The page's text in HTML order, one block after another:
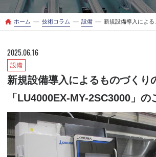
ホーム ー 技術コラム ー 設備 ー
2025.06.16
設備
新規設備導入によるものづくり
「LU4000EX-MY-2SC3000」の